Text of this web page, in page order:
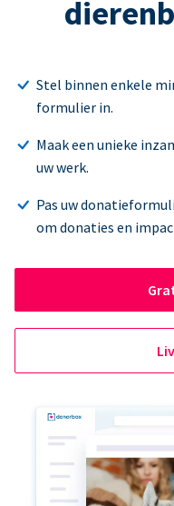
Stel binnen enkele
formulier in.
Maak een unieke
uw werk.
Pas uw
om donaties en